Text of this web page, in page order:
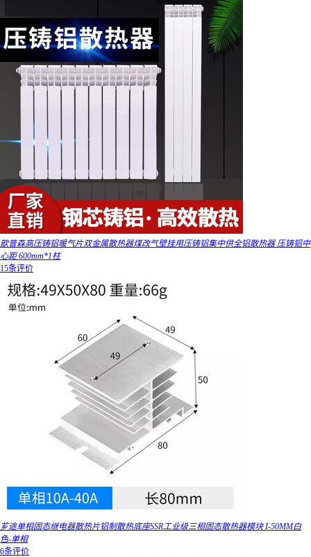
歆普森高压铸铝暖气片双金属散热器煤改气壁挂用压铸铝集中供全铝散热器 压铸铝中
心距 600mm*1柱
15条评价
芗途单相固态继电器散热片铝制散热底座SSR工业级三相固态散热器模块 I-50MM白
色-单相
6条评价